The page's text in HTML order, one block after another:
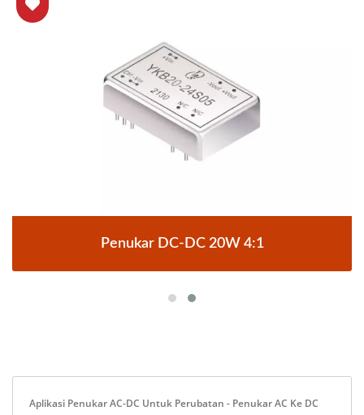
Penukar DC-DC 20W 4:1
Aplikasi Penukar AC-DC Untuk Perubatan - Penukar AC Ke DC